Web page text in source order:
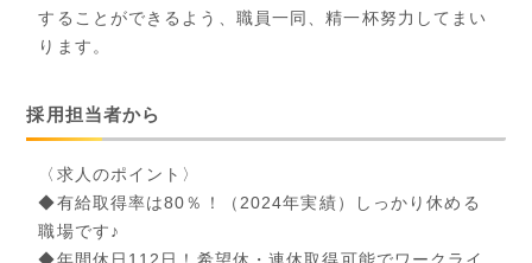
することができるよう、職員一同、精一杯努力してまい
ります。
採用担当者から
〈求人のポイント〉
◆有給取得率は80％！（2024年実績）しっかり休める
職場です♪